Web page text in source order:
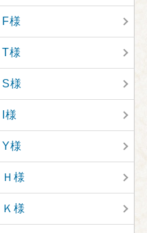
様
様
様
様
様
様
様